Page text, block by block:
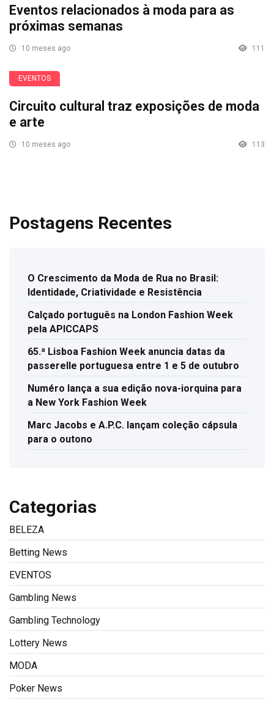
Eventos relacionados à moda para as
próximas semanas
10 meses ago 111
EVENTOS
Circuito cultural traz exposições de moda
e arte
10 meses ago 113
Postagens Recentes
O Crescimento da Moda de Rua no Brasil:
Identidade, Criatividade e Resistência
Calçado português na London Fashion Week
pela APICCAPS
65.ª Lisboa Fashion Week anuncia datas da
passerelle portuguesa entre 1 e 5 de outubro
Numéro lança a sua edição nova-iorquina para
a New York Fashion Week
Marc Jacobs e A.P.C. lançam coleção cápsula
para o outono
Categorias
BELEZA
Betting News
EVENTOS
Gambling News
Gambling Technology
Lottery News
MODA
Poker News